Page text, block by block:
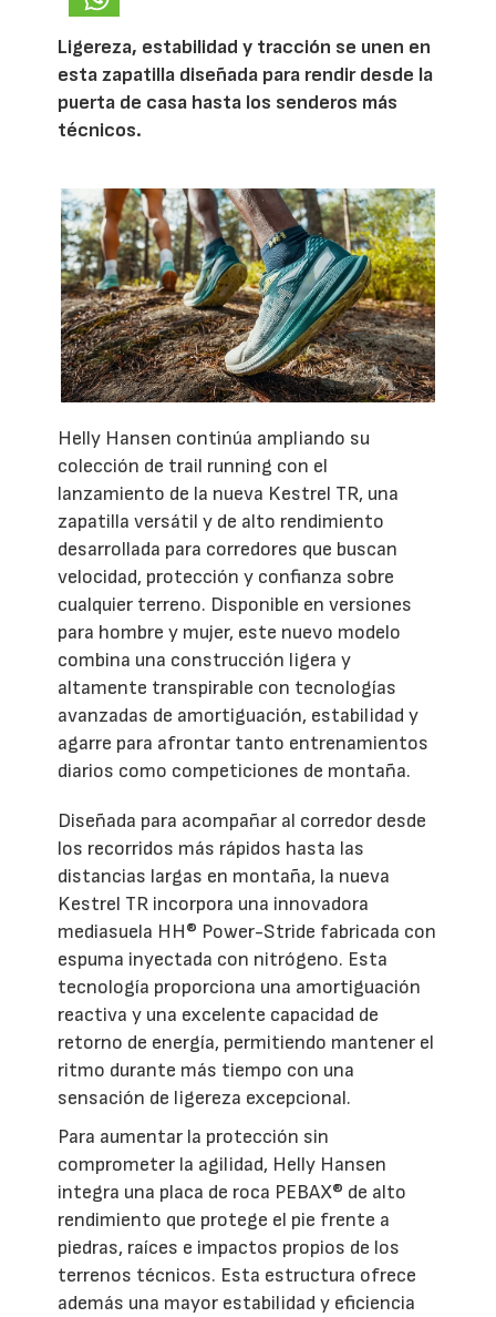
Ligereza, estabilidad y tracción se unen en
esta zapatilla diseñada para rendir desde la
puerta de casa hasta los senderos más
técnicos.
Helly Hansen continúa ampliando su
colección de trail running con el
lanzamiento de la nueva Kestrel TR, una
zapatilla versátil y de alto rendimiento
desarrollada para corredores que buscan
velocidad, protección y confianza sobre
cualquier terreno. Disponible en versiones
para hombre y mujer, este nuevo modelo
combina una construcción ligera y
altamente transpirable con tecnologías
avanzadas de amortiguación, estabilidad y
agarre para afrontar tanto entrenamientos
diarios como competiciones de montaña.
Diseñada para acompañar al corredor desde
los recorridos más rápidos hasta las
distancias largas en montaña, la nueva
Kestrel TR incorpora una innovadora
mediasuela HH® Power-Stride fabricada con
espuma inyectada con nitrógeno. Esta
tecnología proporciona una amortiguación
reactiva y una excelente capacidad de
retorno de energía, permitiendo mantener el
ritmo durante más tiempo con una
sensación de ligereza excepcional.
Para aumentar la protección sin
comprometer la agilidad, Helly Hansen
integra una placa de roca PEBAX® de alto
rendimiento que protege el pie frente a
piedras, raíces e impactos propios de los
terrenos técnicos. Esta estructura ofrece
además una mayor estabilidad y eficiencia